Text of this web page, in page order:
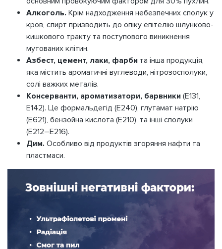
Алкоголь. Крім надходження небезпечних сполук у
кров, спирт призводить до опіку епітелію шлунково-
кишкового тракту та поступового виникнення
мутованих клітин.
Азбест, цемент, лаки, фарби та інша продукція,
яка містить ароматичні вуглеводи, нітрозосполуки,
солі важких металів.
Консерванти, ароматизатори, барвники (Е131,
Е142). Це формальдегід (Е240), глутамат натрію
(Е621), бензойна кислота (Е210), та інші сполуки
(Е212–Е216).
Дим. Особливо від продуктів згоряння нафти та
пластмаси.